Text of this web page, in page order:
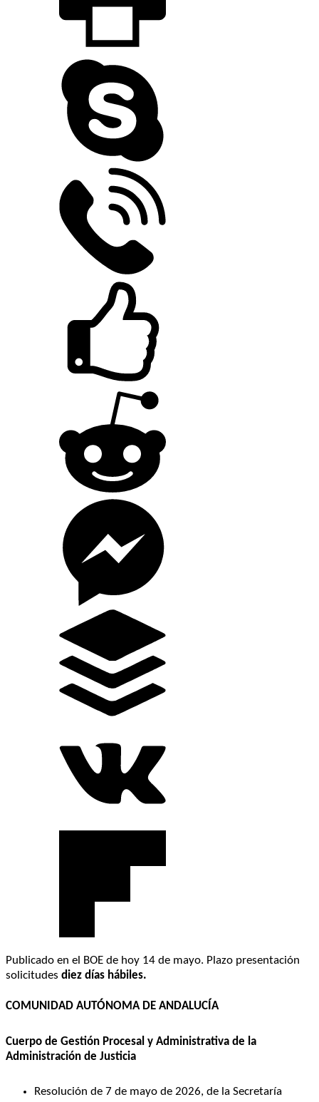
Publicado en el BOE de hoy 14 de mayo. Plazo presentación
solicitudes diez días hábiles.
COMUNIDAD AUTÓNOMA DE ANDALUCÍA
Cuerpo de Gestión Procesal y Administrativa de la
Administración de Justicia
Resolución de 7 de mayo de 2026, de la Secretaría